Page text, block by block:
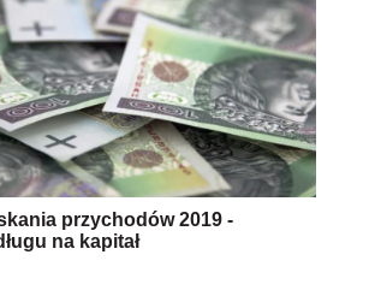
przychodów 2019 -
na kapitał